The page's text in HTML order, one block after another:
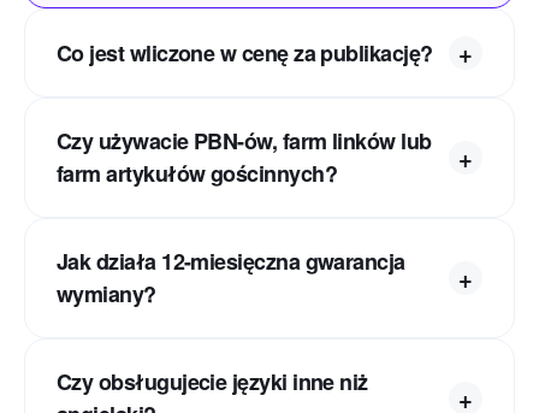
Co jest wliczone w cenę za publikację?
Czy używacie PBN-ów, farm linków lub
farm artykułów gościnnych?
Jak działa 12-miesięczna gwarancja
wymiany?
Czy obsługujecie języki inne niż